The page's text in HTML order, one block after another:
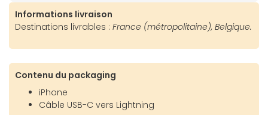
Informations livraison
Destinations livrables : France (métropolitaine), Belgique.
Contenu du packaging
iPhone
Câble USB-C vers Lightning